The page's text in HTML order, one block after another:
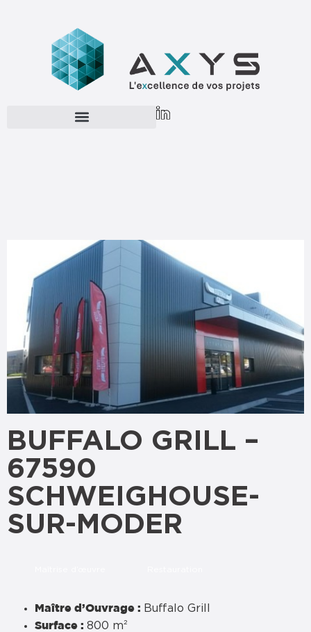
BUFFALO GRILL –
67590
SCHWEIGHOUSE-
SUR-MODER
Maître d’Ouvrage : Buffalo Grill
Surface : 800 m²